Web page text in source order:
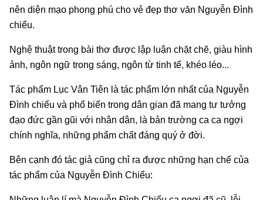
nên diện mạo phong phú cho vẻ đẹp thơ văn Nguyễn Đình
chiểu.
Nghệ thuật trong bài thơ được lập luận chặt chẽ, giàu hình
ảnh, ngôn ngữ trong sáng, ngôn từ tinh tế, khéo léo...
Tác phẩm Lục Vân Tiên là tác phẩm lớn nhất của Nguyễn
Đình chiểu và phổ biến trong dân gian đã mang tư tưởng
đạo đức gần gũi với nhân dân, là bản trường ca ca ngợi
chính nghĩa, những phẩm chất đáng quý ở đời.
Bên cạnh đó tác giả cũng chỉ ra được những hạn chế của
tác phẩm của Nguyễn Đình Chiểu: